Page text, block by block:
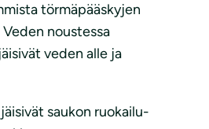
törmäpääskyjen
noustessa
veden alle ja
saukon ruokailu-